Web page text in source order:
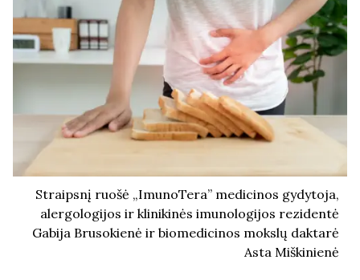
Straipsnį ruošė „ImunoTera” medicinos gydytoja,
alergologijos ir klinikinės imunologijos rezidentė
Gabija Brusokienė ir biomedicinos mokslų daktarė
Asta Miškinienė